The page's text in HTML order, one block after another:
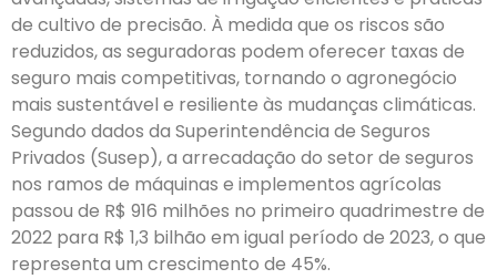
de cultivo de precisão. À medida que os riscos são
reduzidos, as seguradoras podem oferecer taxas de
seguro mais competitivas, tornando o agronegócio
mais sustentável e resiliente às mudanças climáticas.
Segundo dados da Superintendência de Seguros
Privados (Susep), a arrecadação do setor de seguros
nos ramos de máquinas e implementos agrícolas
passou de R$ 916 milhões no primeiro quadrimestre de
2022 para R$ 1,3 bilhão em igual período de 2023, o que
representa um crescimento de 45%.